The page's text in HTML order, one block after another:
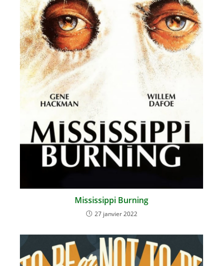
Mississippi Burning
27 janvier 2022